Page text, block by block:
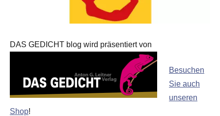
DAS GEDICHT blog wird präsentiert von
Besuchen
Sie auch
unseren
Shop!